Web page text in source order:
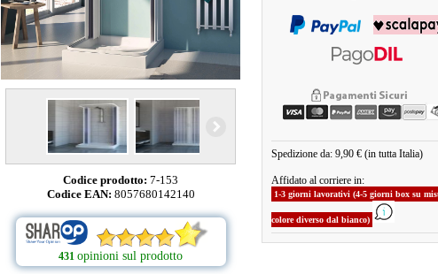
Codice prodotto: 7-153
Codice EAN: 8057680142140
431 opinioni sul prodotto
Spedizione da: 9,90 € (in tutta Italia)
Affidato al corriere in:
1-3 giorni lavorativi (4-5 giorni box su
colore diverso dal bianco)